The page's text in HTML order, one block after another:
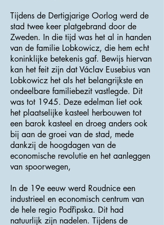
Tijdens de Dertigjarige Oorlog werd de
stad twee keer platgebrand door de
Zweden. In die tijd was het al in handen
van de familie Lobkowicz, die hem echt
koninklijke betekenis gaf. Bewijs hiervan
kan het feit zijn dat Václav Eusebius van
Lobkowicz het als het belangrijkste en
ondeelbare familiebezit vastlegde. Dit
was tot 1945. Deze edelman liet ook
het plaatselijke kasteel herbouwen tot
een barok kasteel en droeg anders ook
bij aan de groei van de stad, mede
dankzij de hoogdagen van de
economische revolutie en het aanleggen
van spoorwegen,
In de 19e eeuw werd Roudnice een
industrieel en economisch centrum van
de hele regio Podřipska. Dit had
natuurlijk zijn nadelen. Tijdens de